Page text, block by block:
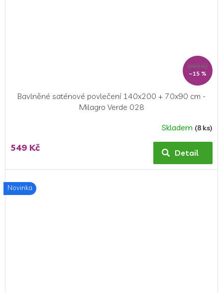
649 Kč
–15 %
Bavlněné saténové povlečení 140x200 + 70x90 cm -
Milagro Verde 028
Skladem (8 ks)
549 Kč Detail
Novinka